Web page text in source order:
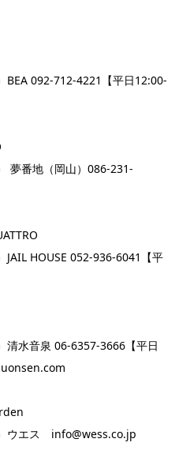
BEA 092-712-4221【平日12:00-
夢番地（岡山）086-231-
HOUSE 052-936-6041【平
清水音泉 06-6357-3666【平日
ウエス info@wess.co.jp